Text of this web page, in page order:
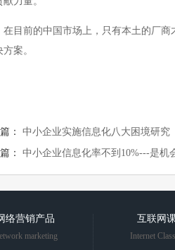
前的中国市场上，只有本土的厂商
案。
： 中小企业实施信息化八大困境研究
： 中小企业信息化率不到10%---是机
络营销产品
marketing
互联网
Internet